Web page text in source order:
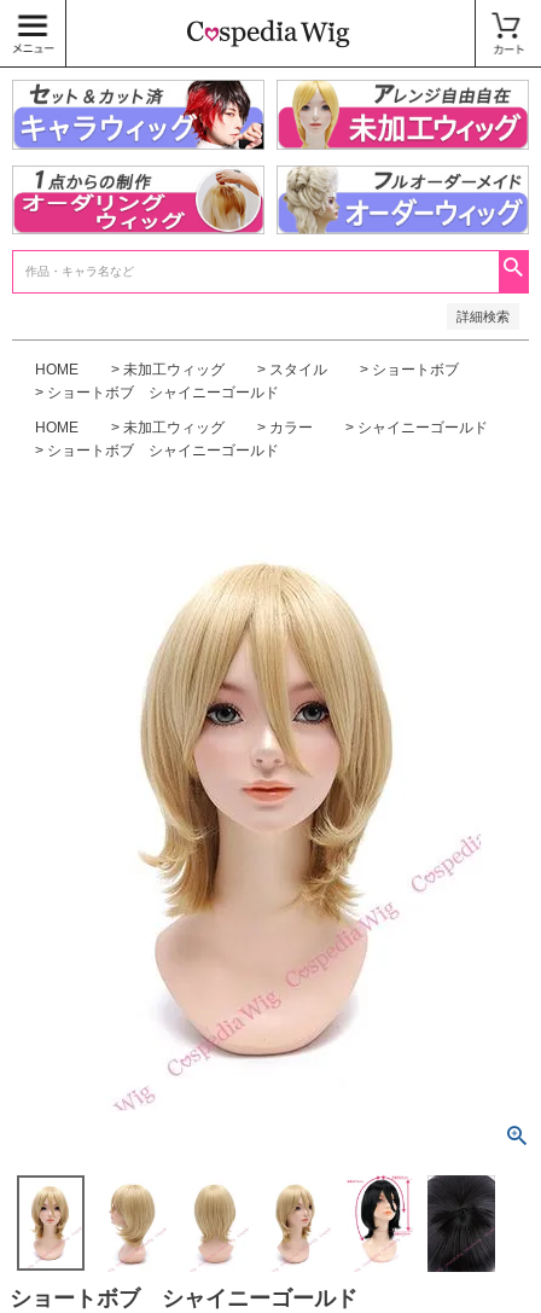
詳細検索
〜
商品タグ
キャラウィッグ
未加工ウィッグ
ベースウィッグ
衣装
SALE中
HOME 未加工ウィッグ スタイル
ショートボブ
ショートボブ シャイニーゴールド
HOME 未加工ウィッグ カラー
シャイニーゴールド
ショートボブ シャイニーゴールド
ショートボブ シャイニーゴールド